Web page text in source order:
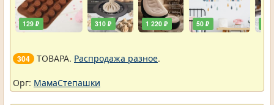
129 ₽ 310 ₽ 1 220 ₽ 50 ₽
304 ТОВАРА. Распродажа разное.
Орг: МамаСтепашки